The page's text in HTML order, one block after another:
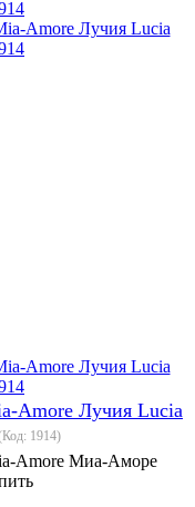
Amore Лучия Lucia
1914)
Amore Миа-Аморе